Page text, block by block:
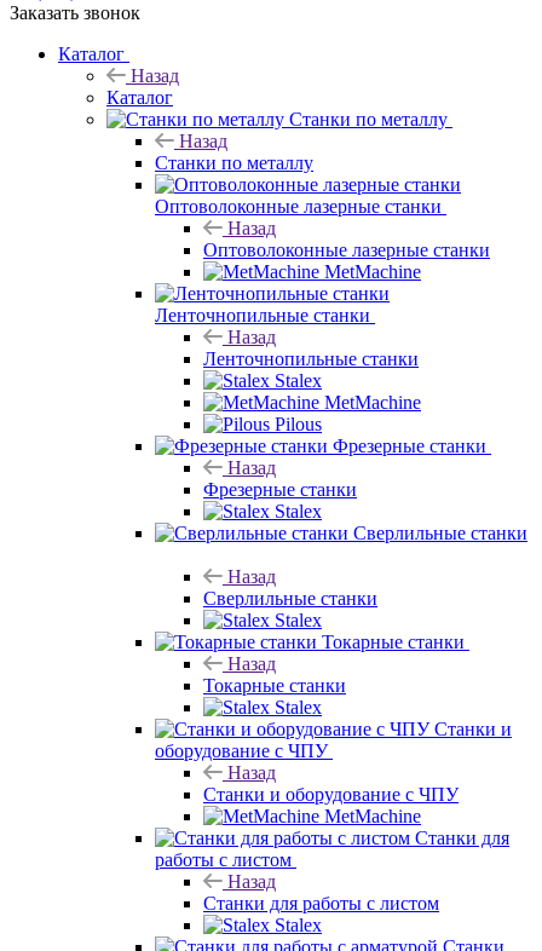
Оптоволоконные лазерные станки
Назад
Оптоволоконные лазерные станки
Ленточнопильные станки
Назад
Ленточнопильные станки
Stalex
MetMachine
Pilous
Назад
Фрезерные станки
Stalex
Назад
Сверлильные станки
Stalex
Токарные станки
Токарные станки
Stalex
оборудование с ЧПУ
Назад
Станки и оборудование с ЧПУ
Станки для
работы с листом
Назад
Станки для работы с листом
Stalex
Станки
для работы с арматурой
Назад
Станки для работы с арматурой
Stalex
Vektor